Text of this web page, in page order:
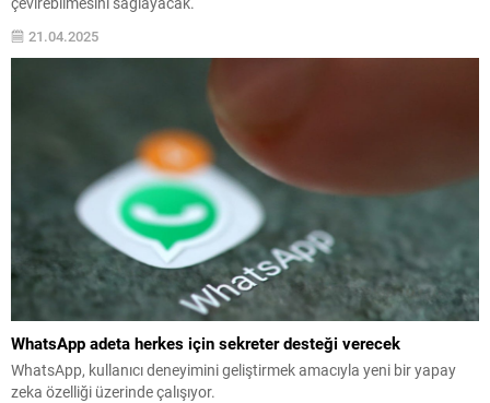
21.04.2025
WhatsApp adeta herkes için sekreter desteği verecek
WhatsApp, kullanıcı deneyimini geliştirmek amacıyla yeni bir yapay
zeka özelliği üzerinde çalışıyor.